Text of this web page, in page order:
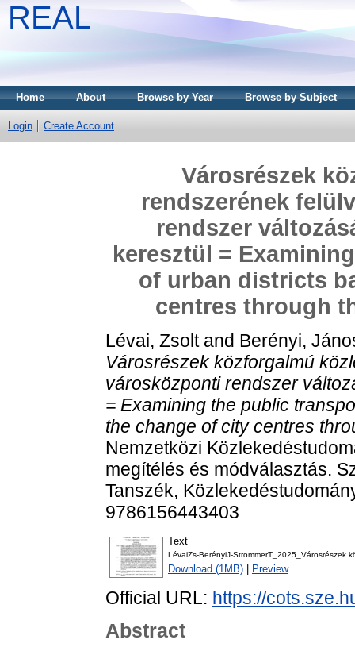
REAL
Home About Browse by Year Browse by Subject
Login Create Account
Városrészek
rendszerének
rendszer
keresztül =
of urban districts
centres through
Lévai, Zsoltand Berényi,
Városrészek közforgalmú
városközponti rendszer
= Examining the public
the change of city centres
Nemzetközi
megítélés és módválasztás.
Tanszék,
9786156443403
Text
LévaiZs-BerényiJ-StrommerT_2025_Városrészek
Download (1MB) Preview
Official URL: https://
Abstract